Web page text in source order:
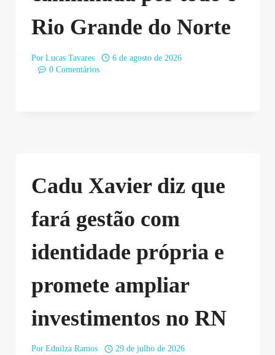
Rio Grande do Norte
Por Lucas Tavares
6 de agosto de 2026
0 Comentários
Cadu Xavier diz que
fará gestão com
identidade própria e
promete ampliar
investimentos no RN
Por Ednilza Ramos
29 de julho de 2026